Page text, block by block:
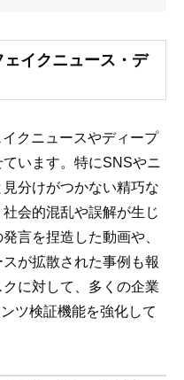
イクニュース・デ
クニュースやディープ
います。特にSNSやニ
分けがつかない精巧な
会的混乱や誤解が生じ
言を捏造した動画や、
が拡散された事例も報
に対して、多くの企業
ツ検証機能を強化して